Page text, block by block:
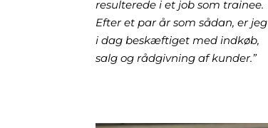
resulterede i et job som trainee.
Efter et par år som sådan, er jeg
i dag beskæftiget med indkøb,
salg og rådgivning af kunder.”